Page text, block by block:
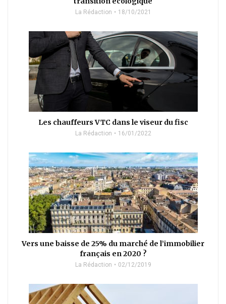
La Rédaction 18/10/2021
Les chauffeurs VTC dans le viseur du fisc
La Rédaction 16/01/2022
Vers une baisse de 25% du marché de l’immobilier
français en 2020 ?
La Rédaction 02/12/2019